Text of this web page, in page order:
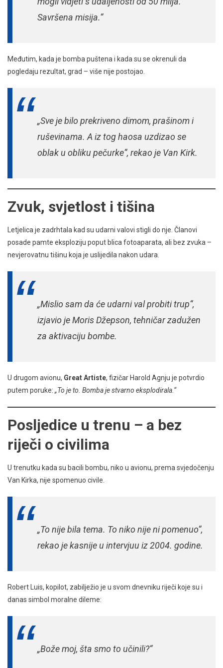
Savršena misija.“
Međutim, kada je bomba puštena i kada su se okrenuli da
pogledaju rezultat, grad – više nije postojao.
„Sve je bilo prekriveno dimom, prašinom i
ruševinama. A iz tog haosa uzdizao se
oblak u obliku pečurke“, rekao je Van Kirk.
Zvuk, svjetlost i tišina
Letjelica je zadrhtala kad su udarni valovi stigli do nje. Članovi
posade pamte eksploziju poput blica fotoaparata, ali bez zvuka –
nevjerovatnu tišinu koja je uslijedila nakon udara.
„Mislio sam da će udarni val probiti trup“,
izjavio je Moris Džepson, tehničar zadužen
za aktivaciju bombe.
U drugom avionu, Great Artiste, fizičar Harold Agnju je potvrdio
putem poruke: „To je to. Bomba je stvarno eksplodirala.“
Posljedice u trenu – a bez
riječi o civilima
U trenutku kada su bacili bombu, niko u avionu, prema svjedočenju
Van Kirka, nije spomenuo civile.
„To nije bila tema. To niko nije ni pomenuo“,
rekao je kasnije u intervjuu iz 2004. godine.
Robert Luis, kopilot, zabilježio je u svom dnevniku riječi koje su i
danas simbol moralne dileme:
„Bože moj, šta smo to učinili?“